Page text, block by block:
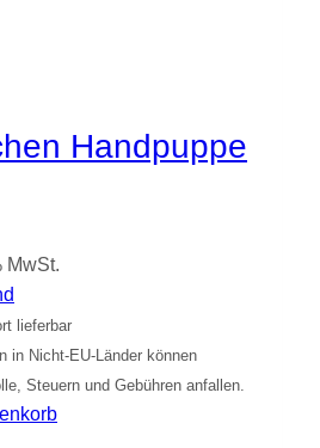
Handpuppe
MwSt.
lieferbar
in Nicht-EU-Länder können
Steuern und Gebühren anfallen.